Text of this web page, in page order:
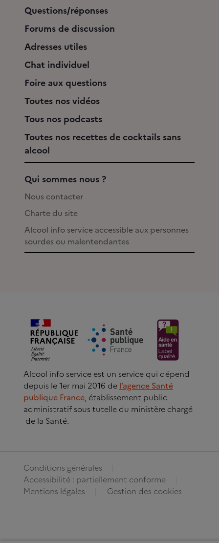
Questions/réponses
Forums de discussion
Adresses utiles
Chat individuel
Foire aux questions
Toutes nos vidéos
Tous nos podcasts
Toutes nos recettes de cocktails sans
alcool
Qui sommes nous ?
Nous contacter
Charte du site
Alcool info service accessible aux personnes
sourdes ou malentendantes
Alcool info service est un service qui dépend
depuis le 1er mai 2016 de l’agence Santé
publique France, établissement public
administratif sous tutelle du ministère chargé
de la Santé.
Conditions générales
Accessibilité : partiellement conforme
Mentions légales
Gestion des cookies